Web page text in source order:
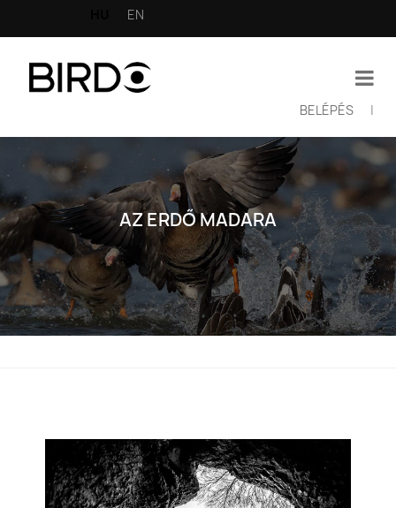
EN
fiók
menüje
BELÉPÉS |
AZ ERDŐ MADARA